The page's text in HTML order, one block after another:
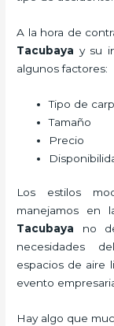
A la hora de
Tacubaya y su
algunos factores:
Tipo de
Tamaño
Precio
Los estilos
manejamos en
Tacubaya no
necesidades
espacios de aire
evento
Hay algo que